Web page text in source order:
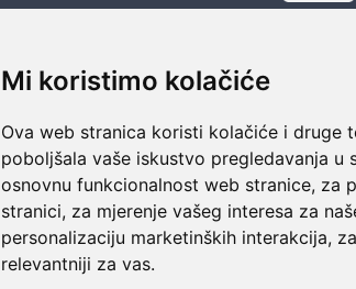
Mi koristimo kolačiće
Ova web stranica koristi kolačiće i druge
poboljšala vaše iskustvo pregledavanja u
osnovnu funkcionalnost web stranice, za
stranici, za mjerenje vašeg interesa za
personalizaciju marketinških interakcija,
relevantniji za vas.
24/7 odlična podrška
Naši agenti uvijek na raspolaganju